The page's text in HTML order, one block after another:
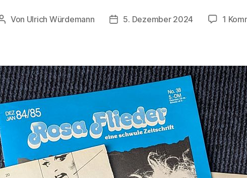
Beitragsautor
Von Ulrich Würdemann Beitragsdatum
5. Dezember 2024 1